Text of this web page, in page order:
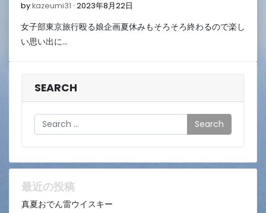
bykazeumi31 2023年8月22日
8
女子部東京旅行殴る娘企画夏休みもそろそろ終わるので楽し
い思い出に…
SEARCH
Search
最近の投稿
真夏おでん雷ウイスキー